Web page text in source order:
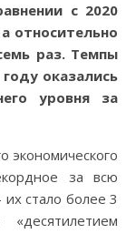
с 2020
относительно
раз. Темпы
оказались
уровня за
экономического
за всю
стало более 3